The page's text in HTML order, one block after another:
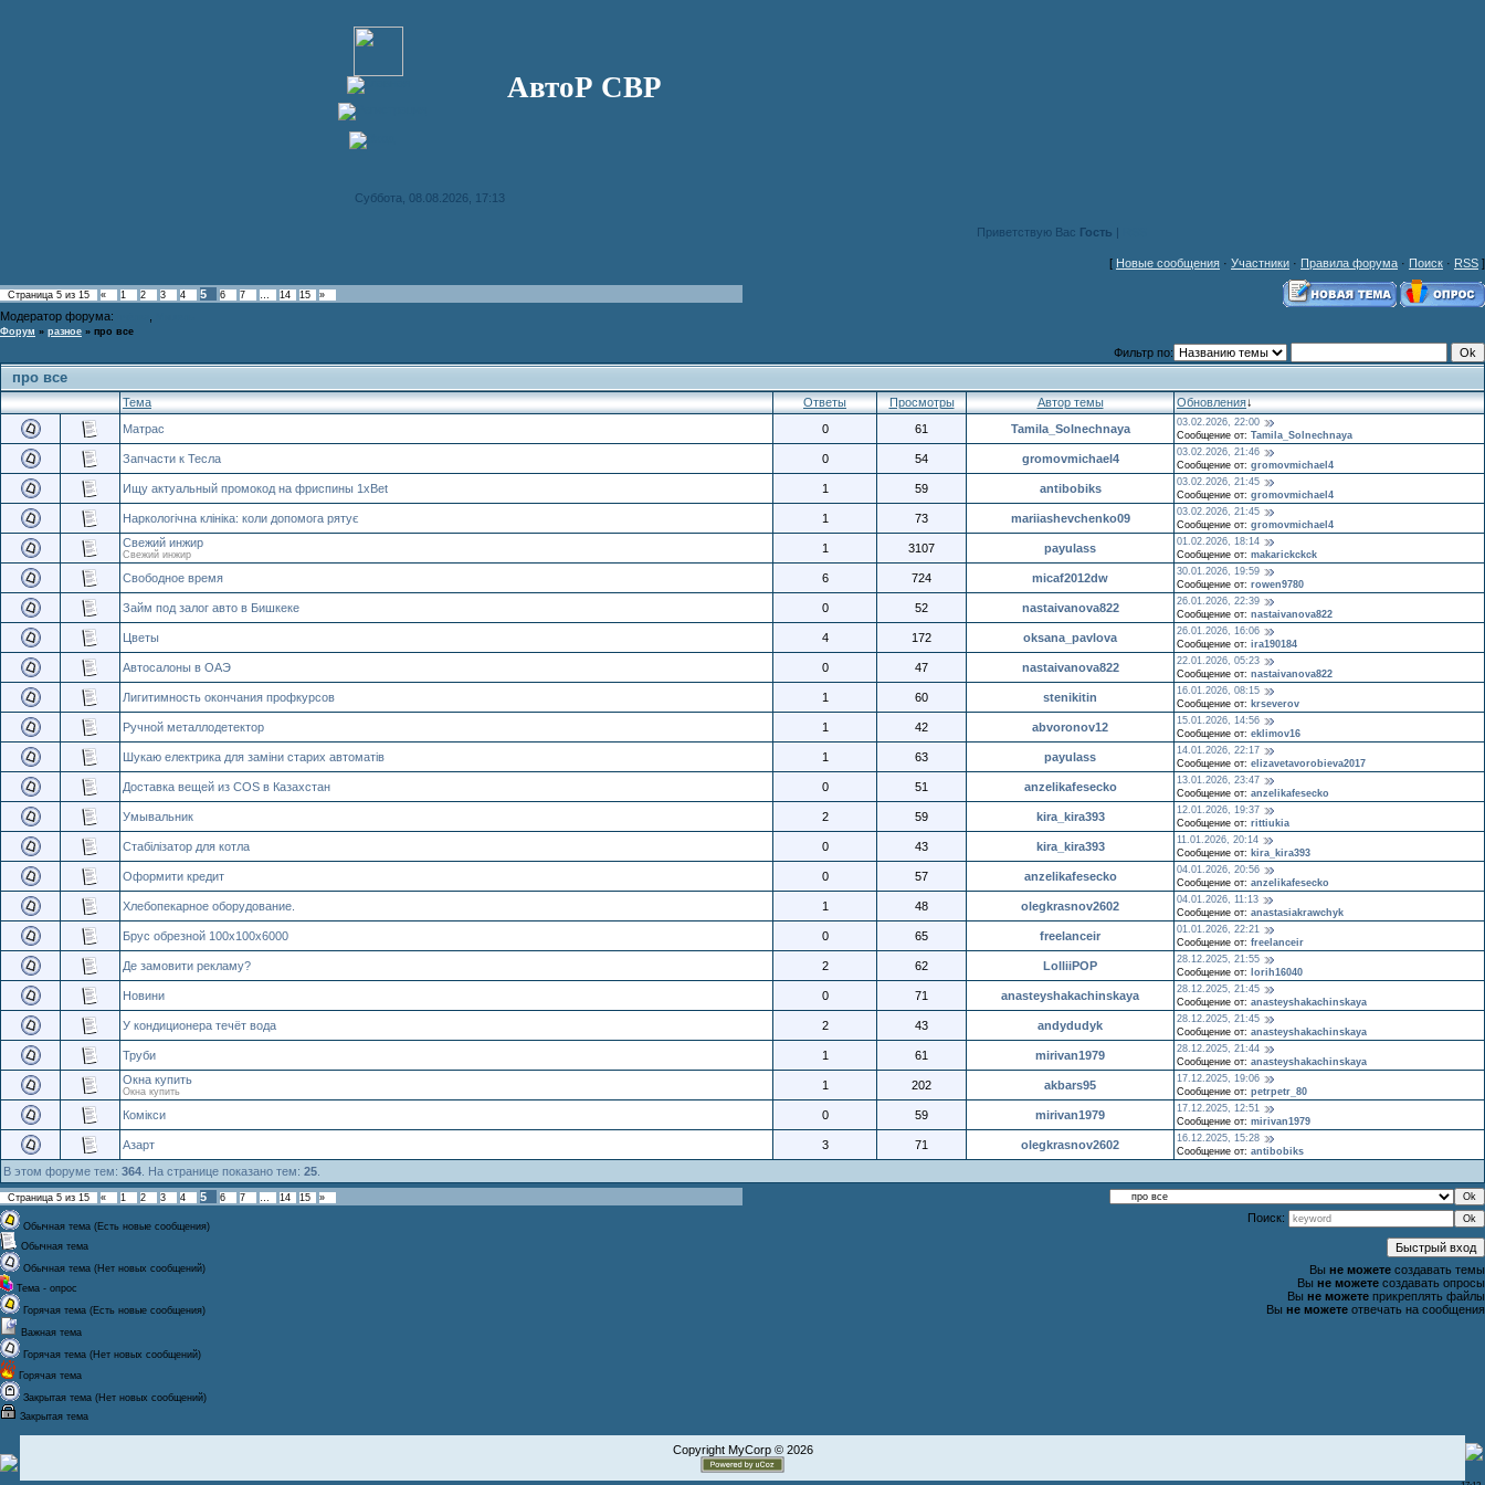
АвтоР СВР
Суббота, 08.08.2026, 17:13
Приветствую Вас Гость |
[ Новые сообщения · Участники · Правила форума · Поиск · RSS ]
Страница 5 из 15 « 1 2 3 4 5 6 7 … 14 15 »
Модератор форума:
Форум » разное » про все
Фильтр по:
про все
Тема Ответы Просмотры Автор темы Обновления↓
Матрас
0 61 Tamila_Solnechnaya
03.02.2026, 22:00
Сообщение от: Tamila_Solnechnaya
Запчасти к Тесла 0 54 gromovmichael4
03.02.2026, 21:46
Сообщение от: gromovmichael4
Ищу актуальный промокод на фриспины 1xBet 1 59 antibobiks
03.02.2026, 21:45
Сообщение от: gromovmichael4
Наркологічна клініка: коли допомога рятує 1 73 mariiashevchenko09
03.02.2026, 21:45
Сообщение от: gromovmichael4
Свежий инжир
Свежий инжир 1 3107 payulass
01.02.2026, 18:14
Сообщение от: makarickckck
Свободное время 6 724 micaf2012dw
30.01.2026, 19:59
Сообщение от: rowen9780
Займ под залог авто в Бишкеке 0 52 nastaivanova822
26.01.2026, 22:39
Сообщение от: nastaivanova822
Цветы 4 172 oksana_pavlova
26.01.2026, 16:06
Сообщение от: ira190184
Автосалоны в ОАЭ 0 47 nastaivanova822
22.01.2026, 05:23
Сообщение от: nastaivanova822
Лигитимность окончания профкурсов 1 60 stenikitin
16.01.2026, 08:15
Сообщение от: krseverov
Ручной металлодетектор 1 42 abvoronov12
15.01.2026, 14:56
Сообщение от: eklimov16
Шукаю електрика для заміни старих автоматів 1 63 payulass
14.01.2026, 22:17
Сообщение от: elizavetavorobieva2017
Доставка вещей из COS в Казахстан 0 51 anzelikafesecko
13.01.2026, 23:47
Сообщение от: anzelikafesecko
Умывальник 2 59 kira_kira393
12.01.2026, 19:37
Сообщение от: rittiukia
Стабілізатор для котла 0 43 kira_kira393
11.01.2026, 20:14
Сообщение от: kira_kira393
Оформити кредит 0 57 anzelikafesecko
04.01.2026, 20:56
Сообщение от: anzelikafesecko
Хлебопекарное оборудование. 1 48 olegkrasnov2602
04.01.2026, 11:13
Сообщение от: anastasiakrawchyk
Брус обрезной 100x100x6000 0 65 freelanceir
01.01.2026, 22:21
Сообщение от: freelanceir
Де замовити рекламу? 2 62 LolliiPOP
28.12.2025, 21:55
Сообщение от:
lorih16040
Новини 0 71 anasteyshakachinskaya
28.12.2025, 21:45
Сообщение от: anasteyshakachinskaya
У кондиционера течёт вода 2 43 andydudyk
28.12.2025, 21:45
Сообщение от: anasteyshakachinskaya
Труби 1 61 mirivan1979
28.12.2025, 21:44
Сообщение от: anasteyshakachinskaya
Окна купить
Окна купить 1 202 akbars95
17.12.2025, 19:06
Сообщение от: petrpetr_80
Комікси 0 59 mirivan1979
17.12.2025, 12:51
Сообщение от: mirivan1979
Азарт 3 71 olegkrasnov2602
16.12.2025, 15:28
Сообщение от: antibobiks
В этом форуме тем: 364 . На странице показано тем: 25
Страница 5 из 15 « 1 2 3 4 5 6 7 … 14 15 »
Обычная тема (Есть новые сообщения)
Обычная тема
Обычная тема (Нет новых сообщений)
Тема - опрос
Горячая тема (Есть новые сообщения)
Важная тема
Горячая тема (Нет новых сообщений)
Горячая тема
Закрытая тема (Нет новых сообщений)
Закрытая тема
Поиск:
Вы не можете создавать темы
Вы не можете создавать опросы
Вы не можете прикреплять файлы
Вы не можете отвечать на сообщения
Copyright MyCorp © 2026